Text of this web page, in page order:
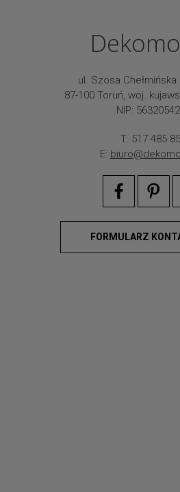
ul. Szosa Chełmińska
87-100 Toruń, woj.
NIP:
T: 517 485
E:
FORMULARZ